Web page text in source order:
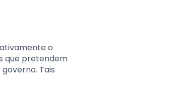
o
que pretendem
Tais